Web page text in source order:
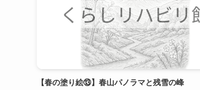
【春の塗り絵⑬】春山パノラマと残雪の峰